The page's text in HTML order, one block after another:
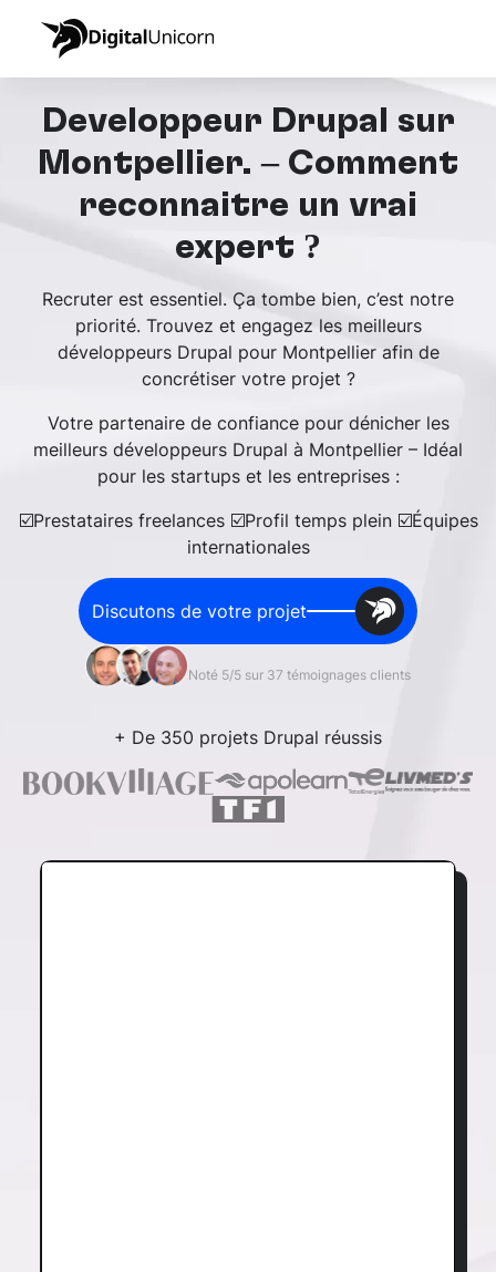
Développeur Drupal sur
Montpellier. – Comment
reconnaître un vrai
expert ?
Recruter est essentiel. Ça tombe bien, c’est notre
priorité. Trouvez et engagez les meilleurs
développeurs Drupal pour Montpellier afin de
concrétiser votre projet ?
Votre partenaire de confiance pour dénicher les
meilleurs développeurs Drupal à Montpellier – Idéal
pour les startups et les entreprises :
☑️Prestataires freelances ☑️Profil temps plein ☑️Équipes
internationales
Discutons de votre projet
Noté 5/5 sur 37 témoignages clients
+ De 350 projets Drupal réussis